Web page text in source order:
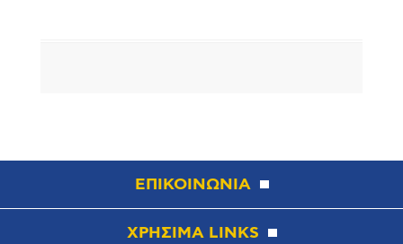
ΕΠΙΚΟΙΝΩΝΙΑ
ΧΡΗΣΙΜΑ LINKS